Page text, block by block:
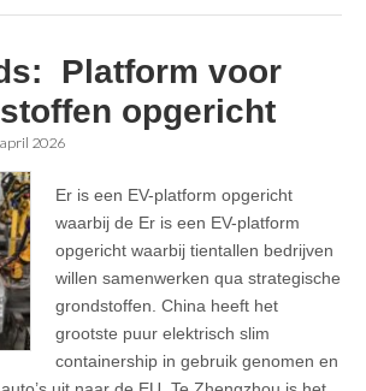
Platform voor
opgericht
2026
Er is een EV-platform opgericht
waarbij de Er is een EV-platform
opgericht waarbij tientallen bedrijven
willen samenwerken qua strategische
grondstoffen. China heeft het
grootste puur elektrisch slim
containership in gebruik genomen en